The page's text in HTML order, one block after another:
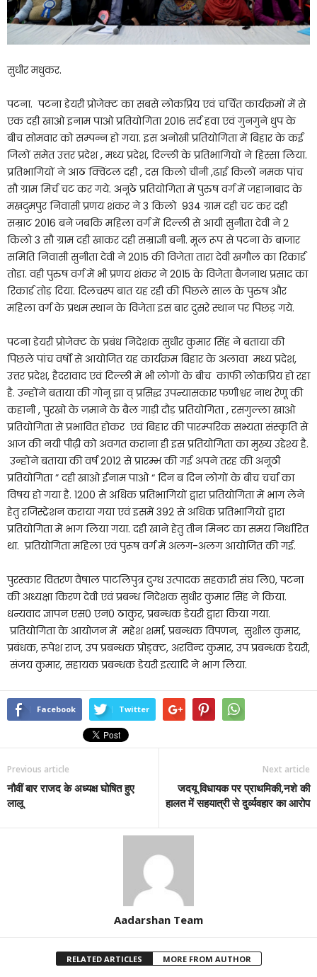
सुधीर मधुकर.
पटना. पटना डेयरी प्रोजेक्ट का सबसे लोकप्रिय एवं चर्चित कार्यक्रमों में से
एक दही खाओ इनाम पाओ प्रतियोगिता 2016 सर्द हवा एवं गुनगुने धुप के
बीच सोमवार को सम्पन्न हो गया. इस अनोखी प्रतियोगिता में बिहार के कई
जिलों समेत उत्तर प्रदेश , मध्य प्रदेश, दिल्ली के प्रतिभागियों ने हिस्सा लिया.
प्रतिभागियों ने आठ क्विंटल दही , दस किलो चीनी ,ढाई किलों नमक पांच
सौ ग्राम मिर्च चट कर गये. अनूठे प्रतियोगिता में पुरुष वर्ग में जहानाबाद के
मखदुमपुर निवासी प्रणय शंकर ने 3 किलो 934 ग्राम दही चट कर दही
सम्राट 2016 बने जबकि महिला वर्ग में दिल्ली से आयी सुनीता देवी ने 2
किलो 3 सौ ग्राम दही खाकर दही सम्राज्ञी बनी. मूल रूप से पटना के बाजार
समिति निवासी सुनीता देवी ने 2015 की विजेता तारा देवी खगौल का रिकार्ड
तोडा. वही पुरुष वर्ग में भी प्रणय शंकर ने 2015 के विजेता बैजनाथ प्रसाद का
रिकार्ड तोड़ दिया. दिलचस्प बात यह रही की पिछले साल के पुरुष और
महिला वर्ग के प्रथम स्थान के विजेता इस बार दुसरे स्थान पर पिछड़ गये.
पटना डेयरी प्रोजेक्ट के प्रबंध निदेशक सुधीर कुमार सिंह ने बताया की
पिछले पांच वर्षो से आयोजित यह कार्यक्रम बिहार के अलावा मध्य प्रदेश,
उत्तर प्रदेश, हैदरावाद एवं दिल्ली में भी लोगों के बीच काफी लोकप्रिय हो रहा
है. उन्होंने बताया की गोनू झा व् प्रसिद्ध उपन्यासकार फणीश्वर नाथ रेणू की
कहानी , पुरखो के ज़माने के बैल गाड़ी दौड़ प्रतियोगिता , रसगुल्ला खाओ
प्रतियोगिता से प्रभावित होकर एवं बिहार की पारम्परिक सभ्यता संस्कृति से
आज की नयी पीढ़ी को अवगत कराना ही इस प्रतियोगिता का मुख्य उद्देश्य है.
उन्होंने बताया की वर्ष 2012 से प्रारम्भ की गई अपने तरह की अनूठी
प्रतियोगिता ” दही खाओ ईनाम पाओ “ दिन ब दिन लोगों के बीच चर्चा का
विषय हो गया है. 1200 से अधिक प्रतिभागियों द्वारा प्रतियोगिता में भाग लेने
हेतु रजिस्ट्रेशन कराया गया एवं इसमें 392 से अधिक प्रतिभागियों द्वारा
प्रतियोगिता में भाग लिया गया. दही खाने हेतु तीन मिनट का समय निर्धारित
था. प्रतियोगिता महिला एवं पुरूष वर्ग में अलग-अलग आयोजित की गई.
पुरस्कार वितरण वैषाल पाटलिपुत्र दुग्ध उत्पादक सहकारी संघ लि0, पटना
की अध्यक्षा किरण देवी एवं प्रबन्ध निदेशक सुधीर कुमार सिंह ने किया.
धन्यवाद ज्ञापन एस0 एन0 ठाकुर, प्रबन्धक डेयरी द्वारा किया गया.
प्रतियोगिता के आयोजन में महेश शर्मा, प्रबन्धक विपणन, सुशील कुमार,
प्रबंधक, रूपेश राज, उप प्रबन्धक प्रोड्क्ट, अरविन्द कुमार, उप प्रबन्धक डेयरी,
संजय कुमार, सहायक प्रबन्धक डेयरी इत्यादि ने भाग लिया.
Facebook Twitter
Previous article
नौवीं बार राजद के अध्यक्ष घोषित हुए
लालू
Next article
जदयू विधायक पर प्राथमिकी,नशे की
हालत में सहयात्री से दुर्व्यवहार का आरोप
Aadarshan Team
RELATED ARTICLES MORE FROM AUTHOR